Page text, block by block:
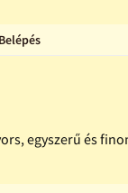
Belépés
egyszerű és